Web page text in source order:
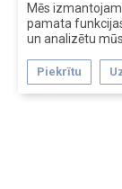
Mēs
pamata
un analizētu
Piekrītu